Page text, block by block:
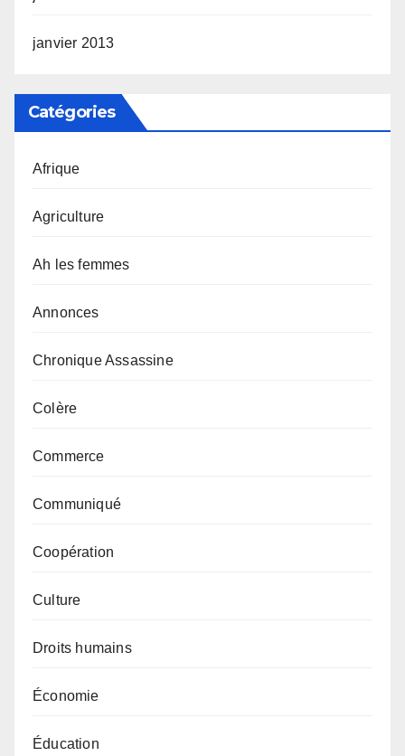
janvier 2013
Catégories
Afrique
Agriculture
Ah les femmes
Annonces
Chronique Assassine
Colère
Commerce
Communiqué
Coopération
Culture
Droits humains
Économie
Éducation